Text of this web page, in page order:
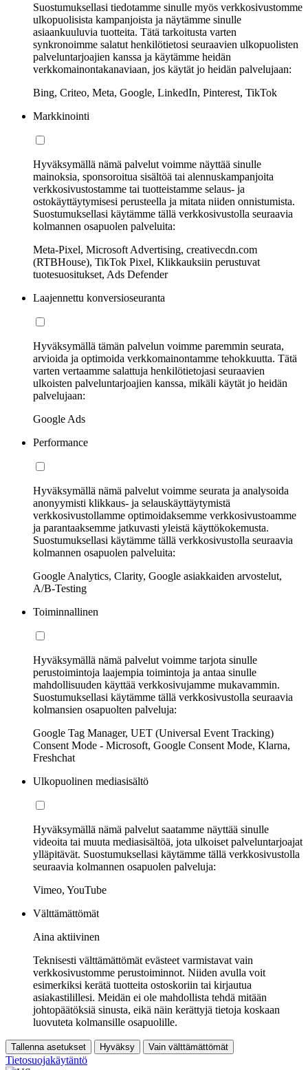
Suostumuksellasi tiedotamme sinulle myös verkkosivustomme
ulkopuolisista kampanjoista ja näytämme sinulle
asiaankuuluvia tuotteita. Tätä tarkoitusta varten
synkronoimme salatut henkilötietosi seuraavien ulkopuolisten
palveluntarjoajien kanssa ja käytämme heidän
verkkomainontakanaviaan, jos käytät jo heidän palvelujaan:
Bing, Criteo, Meta, Google, LinkedIn, Pinterest, TikTok
Markkinointi
Hyväksymällä nämä palvelut voimme näyttää sinulle
mainoksia, sponsoroitua sisältöä tai alennuskampanjoita
verkkosivustostamme tai tuotteistamme selaus- ja
ostokäyttäytymisesi perusteella ja mitata niiden onnistumista.
Suostumuksellasi käytämme tällä verkkosivustolla seuraavia
kolmannen osapuolen palveluita:
Meta-Pixel, Microsoft Advertising, creativecdn.com
(RTBHouse), TikTok Pixel, Klikkauksiin perustuvat
tuotesuositukset, Ads Defender
Laajennettu konversioseuranta
Hyväksymällä tämän palvelun voimme paremmin seurata,
arvioida ja optimoida verkkomainontamme tehokkuutta. Tätä
varten vertaamme salattuja henkilötietojasi seuraavien
ulkoisten palveluntarjoajien kanssa, mikäli käytät jo heidän
palvelujaan:
Google Ads
Performance
Hyväksymällä nämä palvelut voimme seurata ja analysoida
anonyymisti klikkaus- ja selauskäyttäytymistä
verkkosivustollamme optimoidaksemme verkkosivustoamme
ja parantaaksemme jatkuvasti yleistä käyttökokemusta.
Suostumuksellasi käytämme tällä verkkosivustolla seuraavia
kolmannen osapuolen palveluita:
Google Analytics, Clarity, Google asiakkaiden arvostelut,
A/B-Testing
Toiminnallinen
Hyväksymällä nämä palvelut voimme tarjota sinulle
perustoimintoja laajempia toimintoja ja antaa sinulle
mahdollisuuden käyttää verkkosivujamme mukavammin.
Suostumuksellasi käytämme tällä verkkosivustolla seuraavia
kolmansien osapuolten palveluja:
Google Tag Manager, UET (Universal Event Tracking)
Consent Mode - Microsoft, Google Consent Mode, Klarna,
Freshchat
Ulkopuolinen mediasisältö
Hyväksymällä nämä palvelut saatamme näyttää sinulle
videoita tai muuta mediasisältöä, jota ulkoiset palveluntarjoajat
ylläpitävät. Suostumuksellasi käytämme tällä verkkosivustolla
seuraavia kolmannen osapuolen palveluja:
Vimeo, YouTube
Välttämättömät
Aina aktiivinen
Teknisesti välttämättömät evästeet varmistavat vain
verkkosivustomme perustoiminnot. Niiden avulla voit
esimerkiksi kerätä tuotteita ostoskoriin tai kirjautua
asiakastilillesi. Meidän ei ole mahdollista tehdä mitään
johtopäätöksiä sinusta, eikä näin kerättyjä tietoja koskaan
luovuteta kolmansille osapuolille.
Tallenna asetukset Hyväksy Vain välttämättömät
Tietosuojakäytäntö